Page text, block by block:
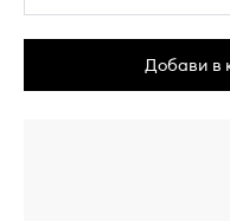
Добави в